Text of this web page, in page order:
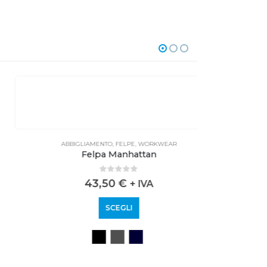
ABBIGLIAMENTO,FELPE,WORKWEAR
Felpa Manhattan
out of 5
43,50€ + IVA
SCEGLI